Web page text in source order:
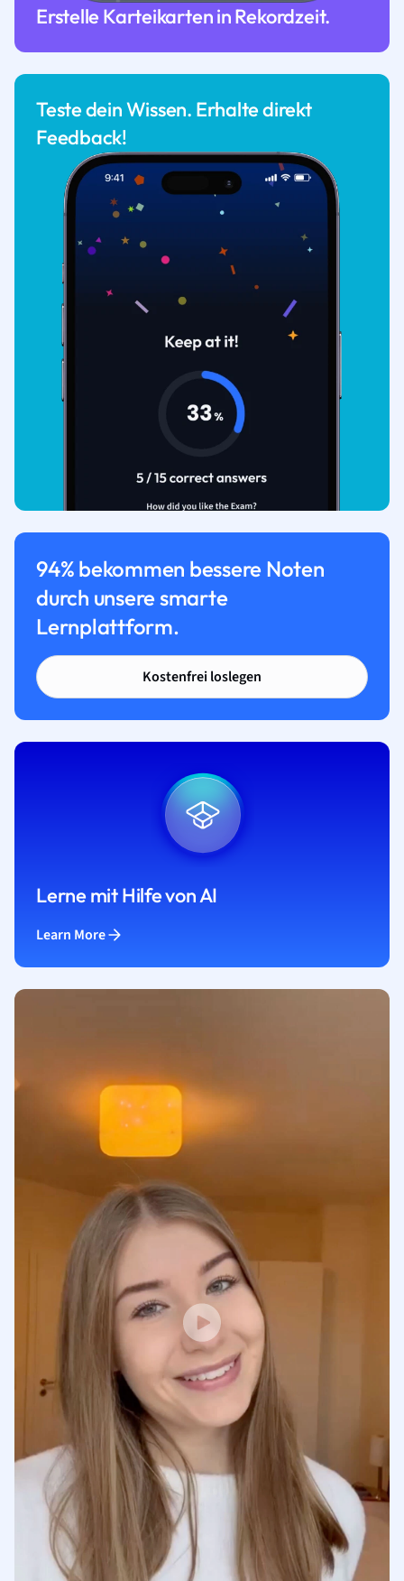
Erstelle Karteikarten in Rekordzeit.
Teste dein Wissen. Erhalte direkt
Feedback!
94% bekommen bessere Noten
durch unsere smarte
Lernplattform.
Kostenfrei loslegen
Lerne mit Hilfe von AI
Learn More